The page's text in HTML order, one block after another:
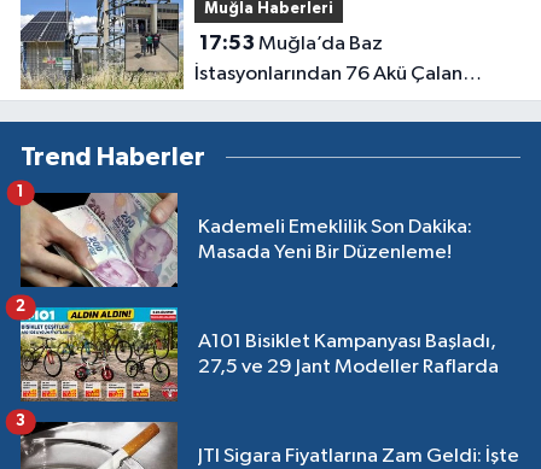
Muğla Haberleri
17:53
İstasyonlarından 76 Akü Çalan
Şüpheli Tutuklandı
Trend Haberler
Kademeli Emeklilik Son Dakika:
Masada Yeni Bir Düzenleme!
1
A101 Bisiklet Kampanyası Başladı,
27,5 ve 29 Jant Modeller Raflarda
2
JTI Sigara Fiyatlarına Zam Geldi: İşte
3